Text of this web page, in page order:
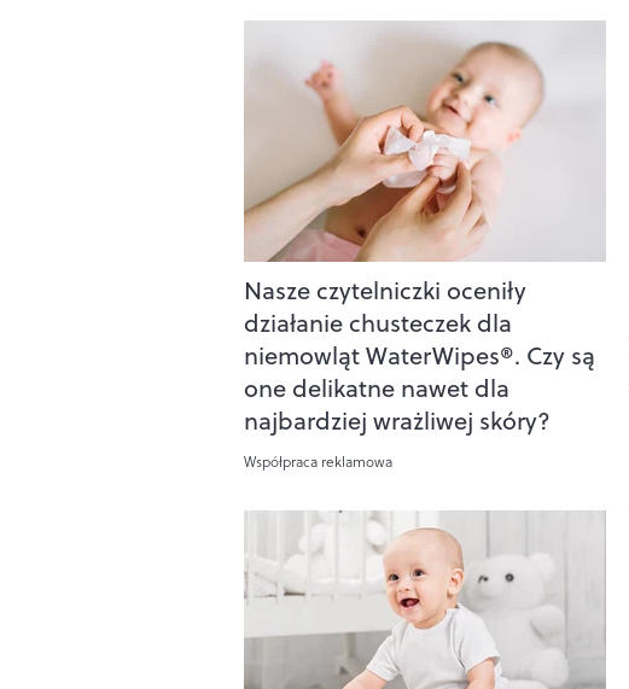
Nasze czytelniczki oceniły
działanie chusteczek dla
niemowląt WaterWipes®. Czy są
one delikatne nawet dla
najbardziej wrażliwej skóry?
Współpraca reklamowa